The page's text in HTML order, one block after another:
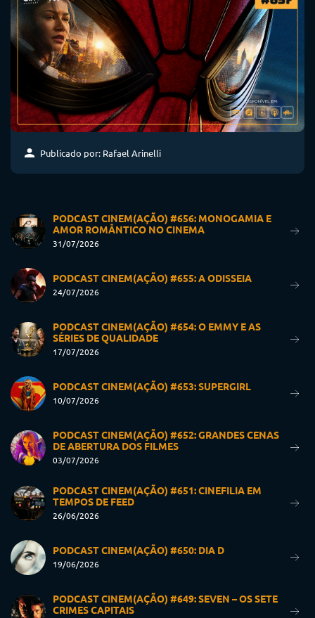
Publicado por: Rafael Arinelli
PODCAST CINEM(AÇÃO) #656: MONOGAMIA E
AMOR ROMÂNTICO NO CINEMA
31/07/2026
PODCAST CINEM(AÇÃO) #655: A ODISSEIA
24/07/2026
PODCAST CINEM(AÇÃO) #654: O EMMY E AS
SÉRIES DE QUALIDADE
17/07/2026
PODCAST CINEM(AÇÃO) #653: SUPERGIRL
10/07/2026
PODCAST CINEM(AÇÃO) #652: GRANDES CENAS
DE ABERTURA DOS FILMES
03/07/2026
PODCAST CINEM(AÇÃO) #651: CINEFILIA EM
TEMPOS DE FEED
26/06/2026
PODCAST CINEM(AÇÃO) #650: DIA D
19/06/2026
PODCAST CINEM(AÇÃO) #649: SEVEN – OS SETE
CRIMES CAPITAIS